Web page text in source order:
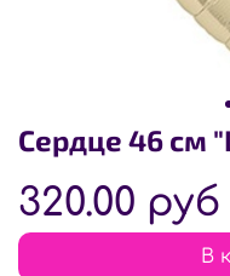
Сердце 46 см
320.00 руб
В